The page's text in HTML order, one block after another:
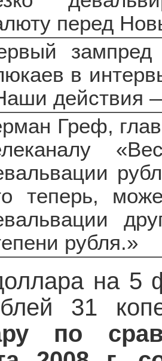
перед
зампред
в
действия
Греф,
теперь,
рубля.»
на 5
31
по